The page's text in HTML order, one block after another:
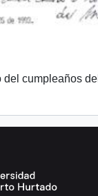
cumpleaños del